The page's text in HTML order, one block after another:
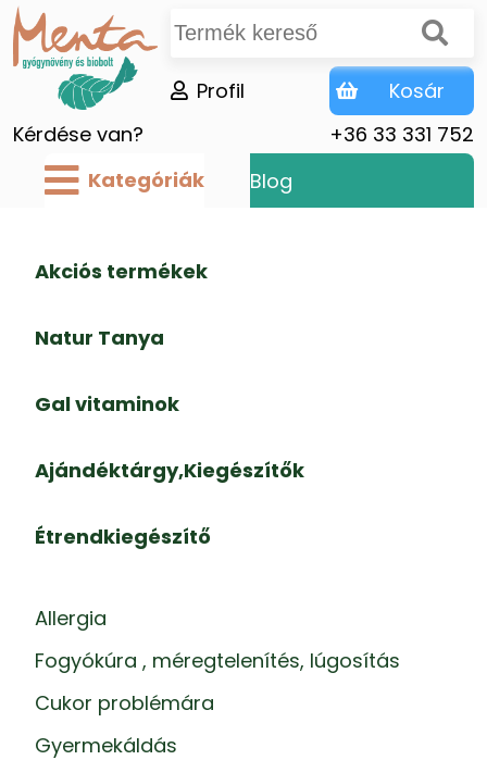
Kérdése van? +36 33 331 752
Profil Kosár
Kategóriák Blog
Akciós termékek
Natur Tanya
Gal vitaminok
Ajándéktárgy,Kiegészítők
Étrendkiegészítő
Allergia
Fogyókúra , méregtelenítés, lúgosítás
Cukor problémára
Gyermekáldás